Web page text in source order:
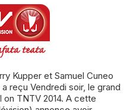
reçu Vendredi soir, le grand
on TNTV 2014. A cette